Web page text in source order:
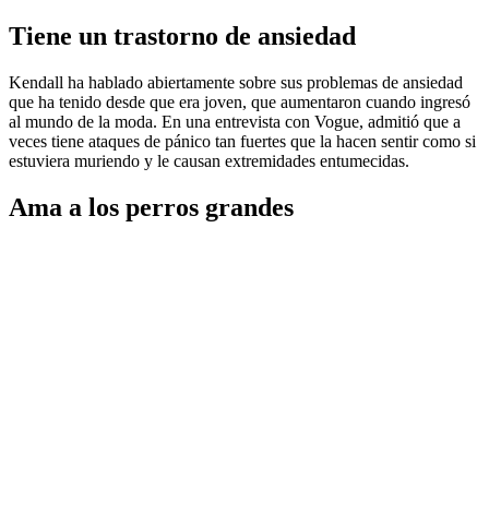
Tiene un trastorno de ansiedad
Kendall ha hablado abiertamente sobre sus problemas de ansiedad
que ha tenido desde que era joven, que aumentaron cuando ingresó
al mundo de la moda. En una entrevista con Vogue, admitió que a
veces tiene ataques de pánico tan fuertes que la hacen sentir como si
estuviera muriendo y le causan extremidades entumecidas.
Ama a los perros grandes